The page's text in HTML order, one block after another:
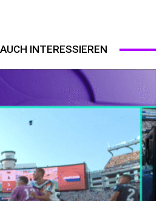
INTERESSIEREN